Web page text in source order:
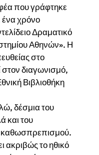
που γράφτηκε
ένα χρόνο
Δραματικό
Αθηνών». Η
στο
στον διαγωνισμό,
Βιβλιοθήκη
δέσμια του
και του
καθωσπρεπισμού.
ακριβώς το ηθικό